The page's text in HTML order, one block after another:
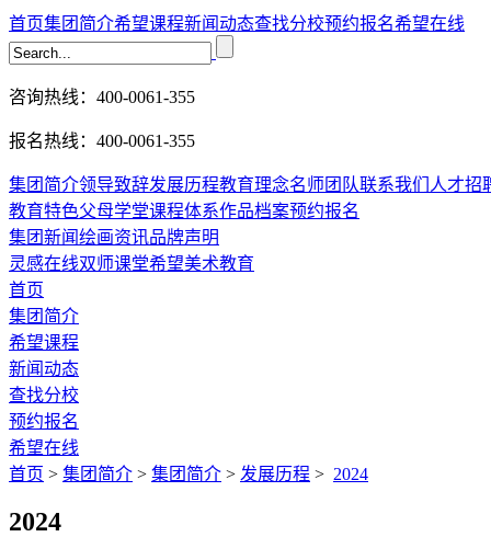
首页集团简介希望课程新闻动态查找分校预约报名希望在线
咨询热线：400-0061-355
报名热线：400-0061-355
集团简介领导致辞发展历程教育理念名师团队联系我们 人才招
教育特色父母学堂课程体系作品档案预约报名
集团新闻绘画资讯品牌声明
灵感在线双师课堂希望美术教育
首页
集团简介
希望课程
新闻动态
查找分校
预约报名
希望在线
首页 > 集团简介 > 集团简介 > 发展历程 > 2024
2024